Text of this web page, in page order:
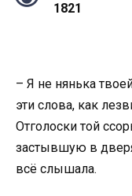
1821
– Я не нянька
эти слова, как
Отголоски той
застывшую в
всё слышала.